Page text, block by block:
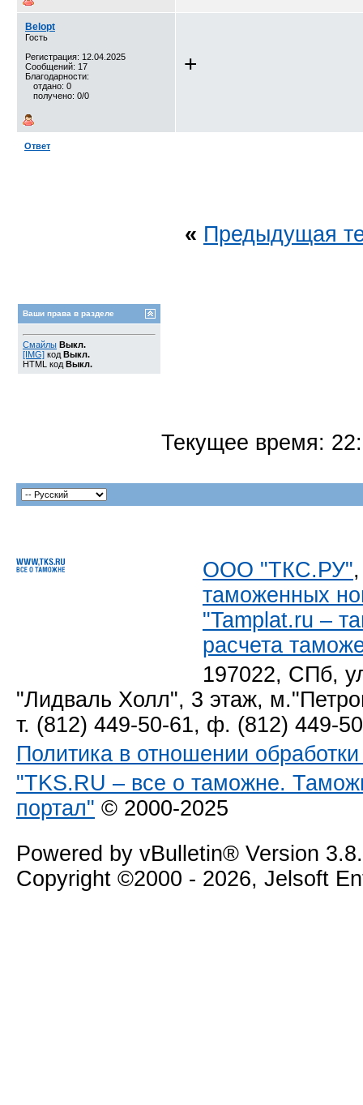
Belopt
Гость
Регистрация: 12.04.2025
Сообщений: 17
Благодарности:
отдано: 0
получено: 0/0
+
Ответ
« Предыдущая
Ваши права в разделе
Смайлы Выкл.
[IMG] код Выкл.
HTML код Выкл.
Текущее время:
ООО "ТКС.РУ"
таможенных
"Tamplat.ru –
расчета
197022, СПб,
"Лидваль Холл", 3 этаж,
т. (812) 449-50-61, ф. (812) 449-
Политика в отношении
"TKS.RU – все о таможне.
портал" © 2000-2025
Powered by vBulletin® Version
Copyright ©2000 - 2026, Jelsoft